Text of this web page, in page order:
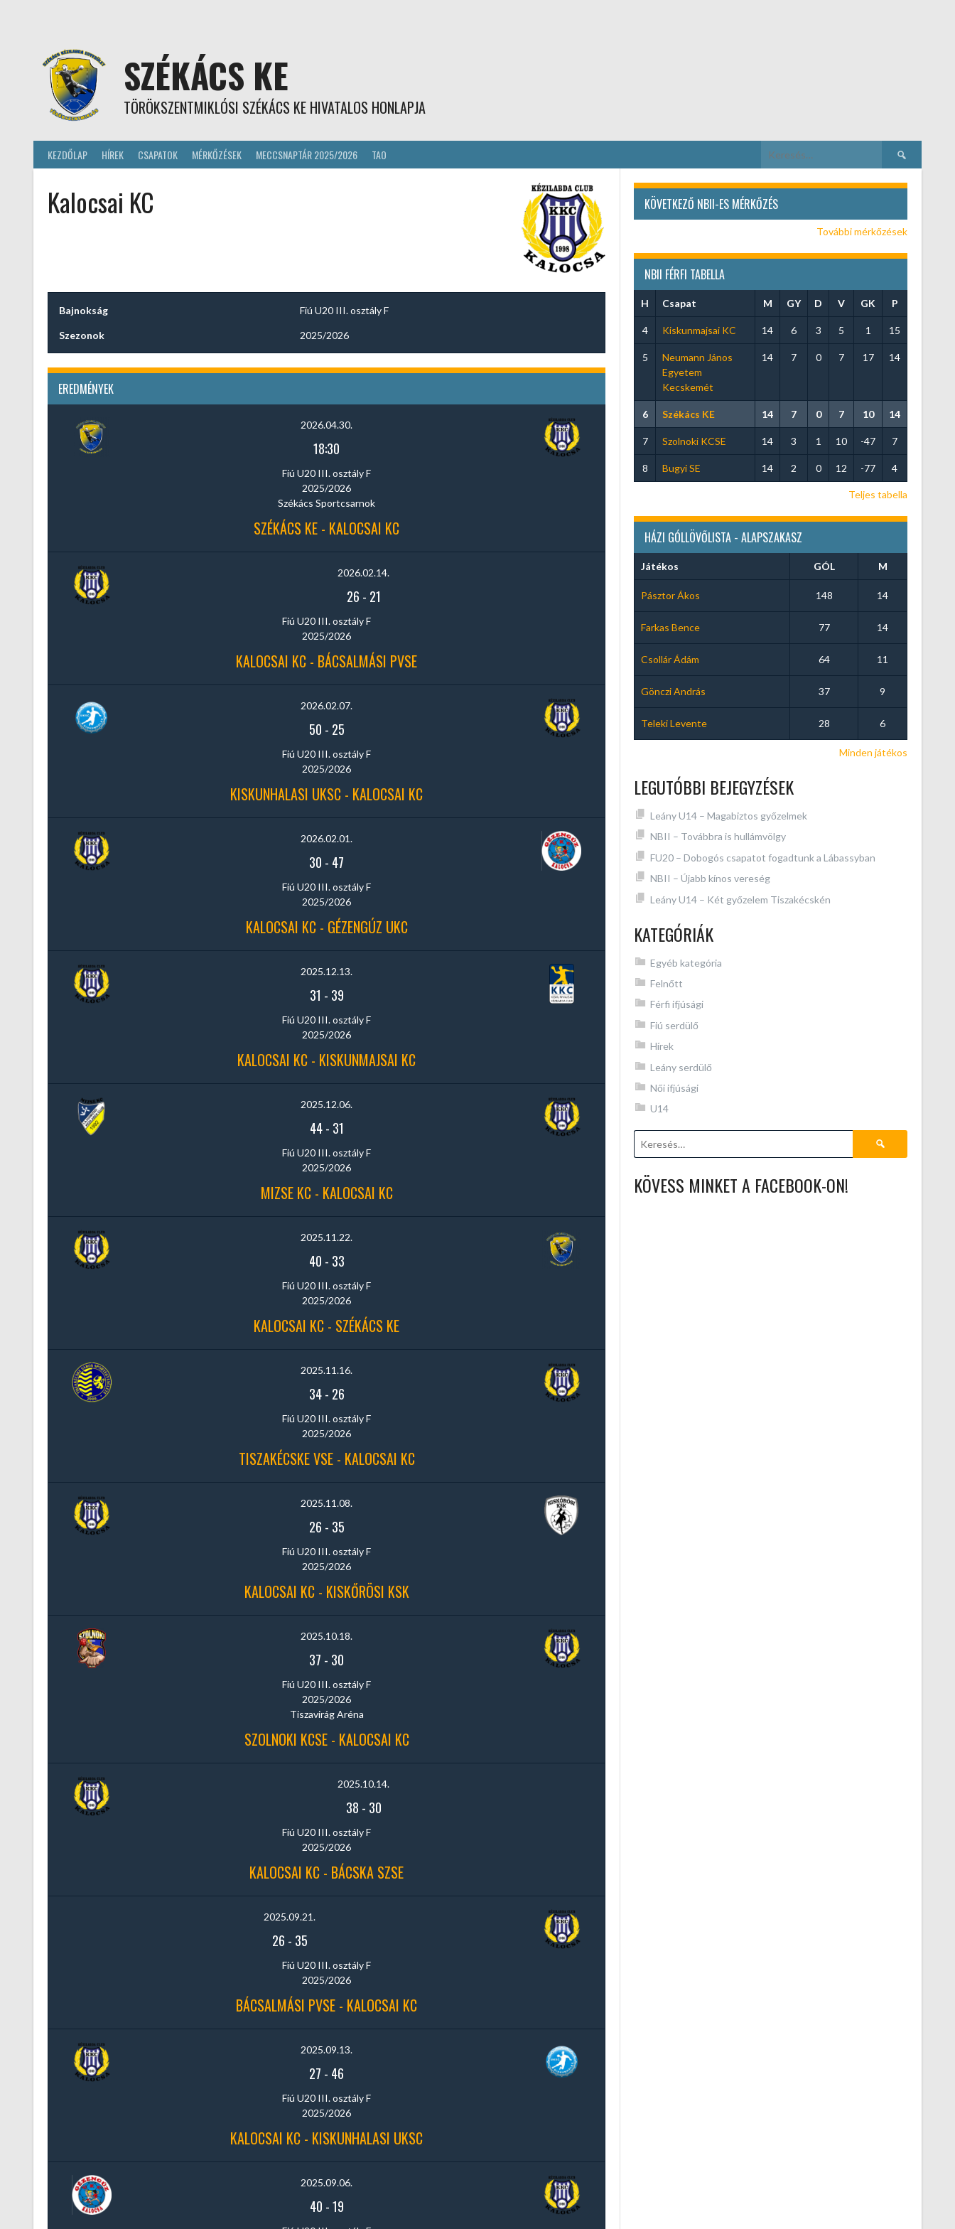
SZÉKÁCS KE
TÖRÖKSZENTMIKLÓSI SZÉKÁCS KE HIVATALOS HONLAPJA
KEZDŐLAP HÍREK CSAPATOK MÉRKŐZÉSEK MECCSNAPTÁR 2025/2026 TAO Keresés:
Kalocsai KC
Bajnokság Fiú U20 III. osztály F
Szezonok 2025/2026
EREDMÉNYEK
2026.04.30.
18:30
Fiú U20 III. osztály F
2025/2026
Székács Sportcsarnok
SZÉKÁCS KE - KALOCSAI KC
2026.02.14.
26 - 21
Fiú U20 III. osztály F
2025/2026
KALOCSAI KC - BÁCSALMÁSI PVSE
2026.02.07.
50 - 25
Fiú U20 III. osztály F
2025/2026
KISKUNHALASI UKSC - KALOCSAI KC
2026.02.01.
30 - 47
Fiú U20 III. osztály F
2025/2026
KALOCSAI KC - GÉZENGÚZ UKC
2025.12.13.
31 - 39
Fiú U20 III. osztály F
2025/2026
KALOCSAI KC - KISKUNMAJSAI KC
2025.12.06.
44- 31
Fiú U20 III. osztály F
2025/2026
MIZSE KC - KALOCSAI KC
2025.11.22.
40 - 33
Fiú U20 III. osztály F
2025/2026
KALOCSAI KC - SZÉKÁCS KE
2025.11.16.
34- 26
Fiú U20 III. osztály F
2025/2026
TISZAKÉCSKE VSE - KALOCSAI KC
2025.11.08.
26 - 35
Fiú U20 III. osztály F
2025/2026
KALOCSAI KC - KISKŐRÖSI KSK
2025.10.18.
37 - 30
Fiú U20 III. osztály F
2025/2026
Tiszavirág Aréna
SZOLNOKI KCSE - KALOCSAI KC
2025.10.14.
38 - 30
Fiú U20 III. osztály F
2025/2026
KALOCSAI KC - BÁCSKA SZSE
2025.09.21.
26 - 35
Fiú U20 III. osztály F
2025/2026
BÁCSALMÁSI PVSE - KALOCSAI KC
2025.09.13.
27 - 46
Fiú U20 III. osztály F
2025/2026
KALOCSAI KC - KISKUNHALASI UKSC
2025.09.06.
40 -19
KÖVETKEZŐ NBII-ES MÉRKŐZÉS
További mérkőzések
NBII FÉRFI TABELLA
H Csapat M GY D V GK P
4 Kiskunmajsai KC 14 6 3 5 1 15
5
Neumann János
Egyetem
Kecskemét
14 7 0 7 17 14
6 Székács KE 14 7 0 7 10 14
7 Szolnoki KCSE 14 3 1 10 -47 7
8 Bugyi SE 14 2 0 12 -77 4
Teljes tabella
HÁZI GÓLLÖVŐLISTA - ALAPSZAKASZ
Játékos GÓL M
Pásztor Ákos 148 14
Farkas Bence 77 14
Csollár Ádám 64 11
Gönczi András 37 9
Teleki Levente 28 6
Minden játékos
LEGUTÓBBI BEJEGYZÉSEK
Leány U14 – Magabiztos győzelmek
NBII – Továbbra is hullámvölgy
FU20 – Dobogós csapatot fogadtunk a Lábassyban
NBII – Újabb kínos vereség
Leány U14 – Két győzelem Tiszakécskén
KATEGÓRIÁK
Egyéb kategória
Felnőtt
Férfi ifjúsági
Fiú serdülő
Hírek
Leány serdülő
Női ifjúsági
U14
Keresés:
KÖVESS MINKET A FACEBOOK-ON!